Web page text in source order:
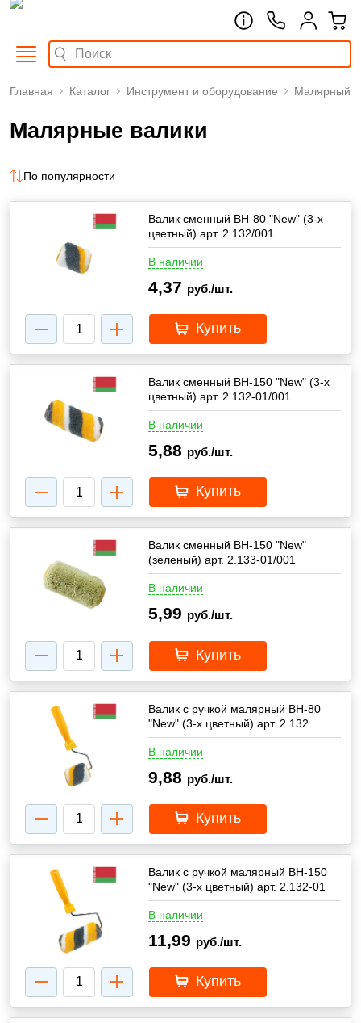
Главная Каталог Инструмент и оборудование Малярный
Малярные валики
По популярности
Валик сменный ВН-80 "New" (3-х
цветный) арт. 2.132/001
В наличии
4,37 руб./шт.
Купить
Валик сменный ВН-150 "New" (3-х
цветный) арт. 2.132-01/001
В наличии
5,88 руб./шт.
Купить
Валик сменный ВН-150 "New"
(зеленый) арт. 2.133-01/001
В наличии
5,99 руб./шт.
Купить
Валик с ручкой малярный ВН-80
"New" (3-х цветный) арт. 2.132
В наличии
9,88 руб./шт.
Купить
Валик с ручкой малярный ВН-150
"New" (3-х цветный) арт. 2.132-01
В наличии
11,99 руб./шт.
Купить